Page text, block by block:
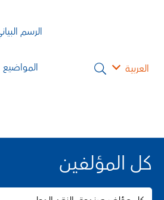
العربية
الرسم
المواضيع
كل المؤلفين